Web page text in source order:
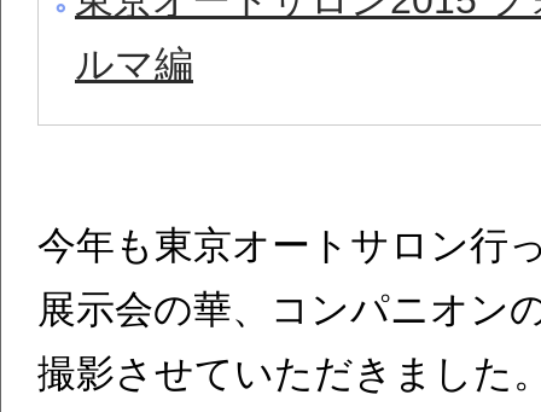
ルマ編
今年も東京オートサロン行
展示会の華、コンパニオン
撮影させていただきました